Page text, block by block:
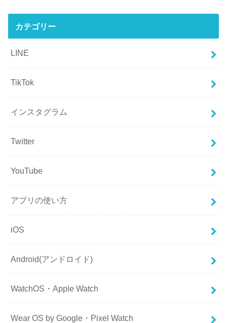
カテゴリー
LINE
TikTok
インスタグラム
Twitter
YouTube
アプリの使い方
iOS
Android(アンドロイド)
WatchOS・Apple Watch
Wear OS by Google・Pixel Watch